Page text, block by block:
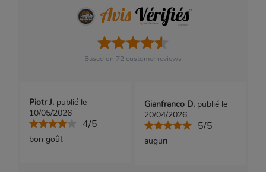
Based on 72 customer reviews
Piotr J. publié le
10/05/2026
4/5
bon goût
Gianfranco D. publié le
20/04/2026
5/5
auguri